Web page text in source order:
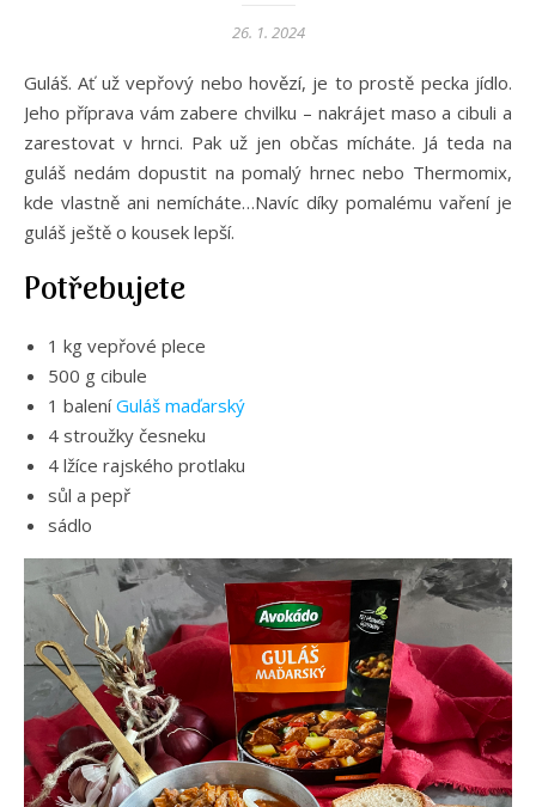
26. 1. 2024
Guláš. Ať už vepřový nebo hovězí, je to prostě pecka jídlo.
Jeho příprava vám zabere chvilku – nakrájet maso a cibuli a
zarestovat v hrnci. Pak už jen občas mícháte. Já teda na
guláš nedám dopustit na pomalý hrnec nebo Thermomix,
kde vlastně ani nemícháte…Navíc díky pomalému vaření je
guláš ještě o kousek lepší.
Potřebujete
1 kg vepřové plece
500 g cibule
1 baleníGuláš maďarský
4 stroužky česneku
4 lžíce rajského protlaku
sůl a pepř
sádlo